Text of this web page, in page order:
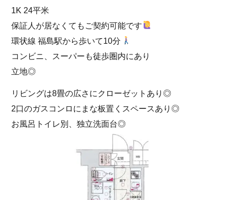
1K 24平米
保証人が居なくてもご契約可能です
環状線 福島駅から歩いて10分
コンビニ、スーパーも徒歩圏内にあり
立地◎
リビングは8畳の広さにクローゼットあり◎
2口のガスコンロにまな板置くスペースあり◎
お風呂トイレ別、独立洗面台◎